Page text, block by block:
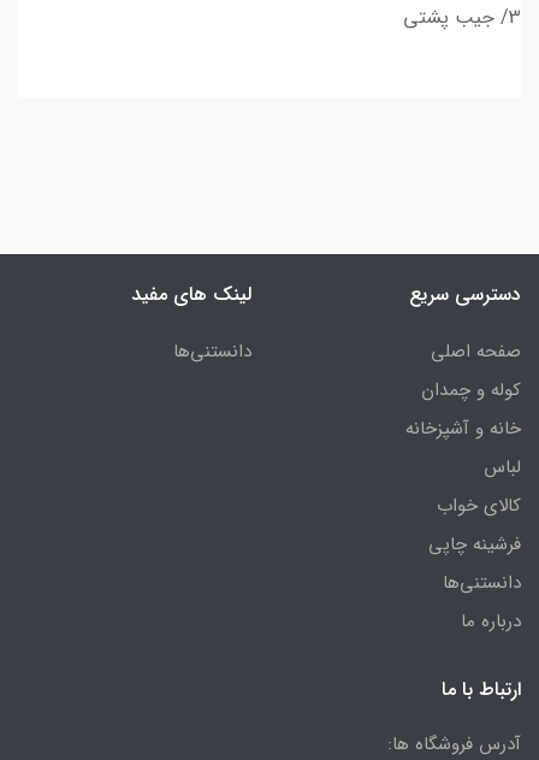
3/ جیب‌ پشتی
دسترسی سریع
صفحه اصلی
کوله و چمدان
خانه و آشپزخانه
لباس
کالای خواب
فرشینه چاپی
دانستنی‌ها
درباره ما
لینک های مفید
دانستنی‌ها
ارتباط با ما
آدرس فروشگاه ها: